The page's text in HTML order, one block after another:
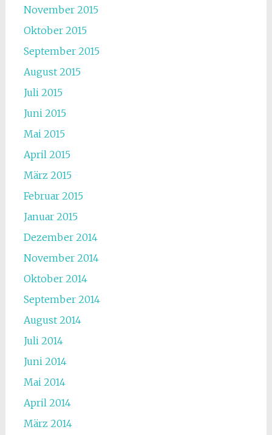
November 2015
Oktober 2015
September 2015
August 2015
Juli 2015
Juni 2015
Mai 2015
April 2015
März 2015
Februar 2015
Januar 2015
Dezember 2014
November 2014
Oktober 2014
September 2014
August 2014
Juli 2014
Juni 2014
Mai 2014
April 2014
März 2014